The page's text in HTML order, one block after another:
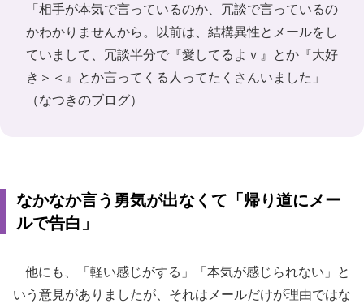
「相手が本気で言っているのか、冗談で言っているの
かわかりませんから。以前は、結構異性とメールをし
ていまして、冗談半分で『愛してるよｖ』とか『大好
き＞＜』とか言ってくる人ってたくさんいました」
（なつきのブログ）
なかなか言う勇気が出なくて「帰り道にメー
ルで告白」
他にも、「軽い感じがする」「本気が感じられない」と
いう意見がありましたが、それはメールだけが理由ではな